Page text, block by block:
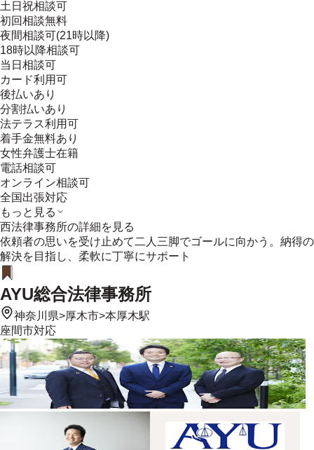
土日祝相談可
初回相談無料
夜間相談可(21時以降)
18時以降相談可
当日相談可
カード利用可
後払いあり
分割払いあり
法テラス利用可
着手金無料あり
女性弁護士在籍
電話相談可
オンライン相談可
全国出張対応
もっと見る
西法律事務所の詳細を見る
依頼者の思いを受け止めて二人三脚でゴールに向かう。納得の
解決を目指し、柔軟に丁寧にサポート
AYU総合法律事務所
神奈川県>厚木市>本厚木駅
座間市対応